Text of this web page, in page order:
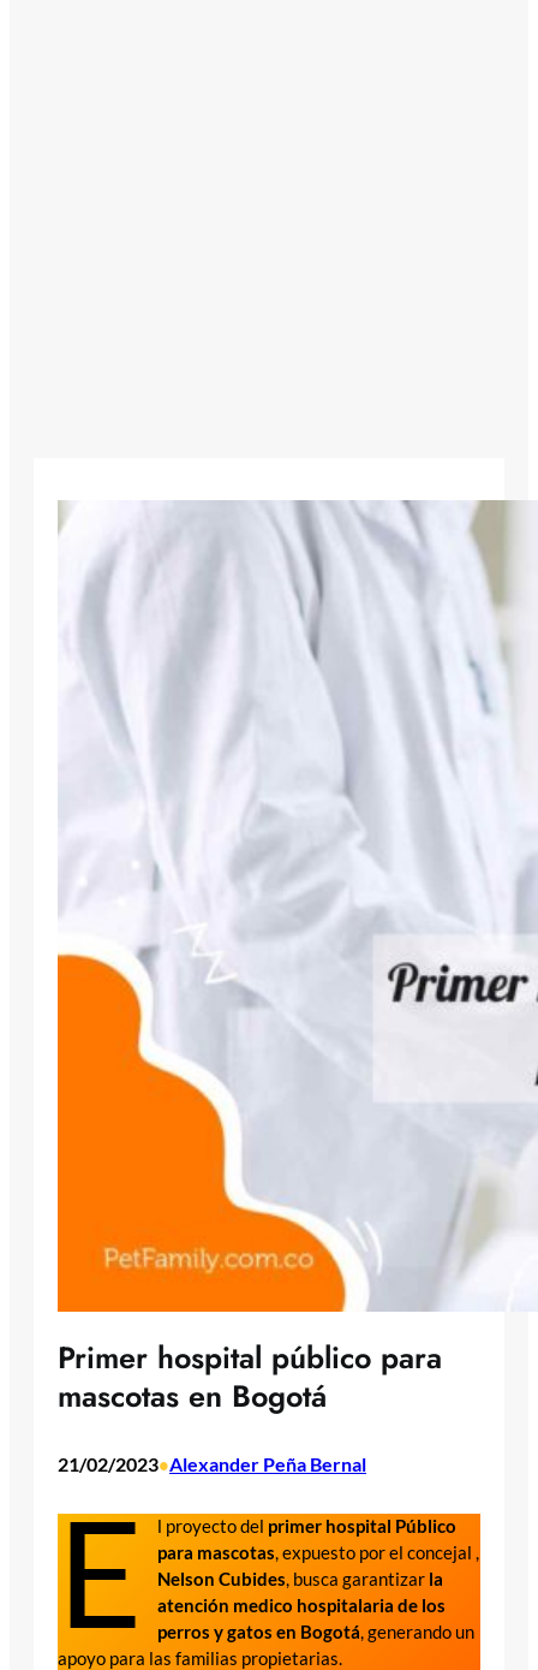
Primer hospital público para
mascotas en Bogotá
21/02/2023•Alexander Peña Bernal
E l proyecto del primer hospital Público
para mascotas, expuesto por el concejal ,
Nelson Cubides, busca garantizar la
atención medico hospitalaria de los
perros y gatos en Bogotá, generando un
apoyo para las familias propietarias.